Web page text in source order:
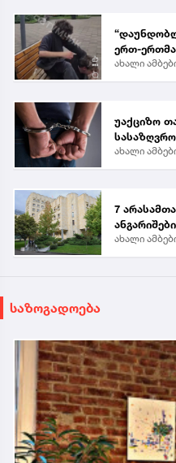
ერთ-ერთმა
დაკარგა” |
ახალი
უაქციზო
ერთი პირი
ახალი
7
ახალი
საზოგადოება